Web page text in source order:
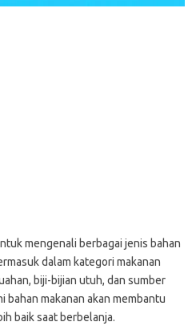
mengenali berbagai jenis bahan
dalam kategori makanan
biji-bijian utuh, dan sumber
bahan makanan akan membantu
baik saat berbelanja.